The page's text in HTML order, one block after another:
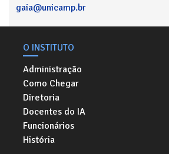
gaia@unicamp.br
O INSTITUTO
Administração
Como Chegar
Diretoria
Docentes do IA
Funcionários
História